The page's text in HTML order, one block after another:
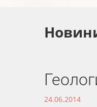
24.06.2014